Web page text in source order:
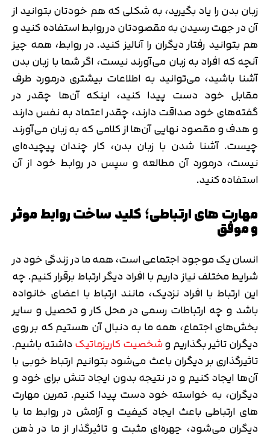
زبان بدن را یاد بگیرید، به شکلی که هم خودتان بتوانید از
آن در جهت رسیدن به مقصودتان در روابط استفاده کنید و
هم بتوانید رفتار دیگران را آنالیز کنید. در روابط، همه چیز
آنچه که افراد به زبان می‌آورند نیست، اگر شما با زبان بدن
آشنا باشید، می‌توانید به اطلاعات بیشتری درمورد طرف
مقابل خود دست پیدا کنید، اینکه آن‌ها چقدر در
گفته‌های خود صداقت دارند، چقدر اعتماد به نفس دارند
و هدف و مقصود نهایی آن‌ها از کلامی که به زبان می‌آورند
چیست. آشنا شدن با زبان بدن، کار چندان پیچیده‌ای
نیست، درمورد آن مطالعه و سپس در روابط خود از آن
استفاده کنید.
مهارت های ارتباطی؛ کلید ساخت روابط موثر
و موفق
انسان یک موجود اجتماعی است، همه ما در زندگی خود در
شرایط مختلف نیاز داریم با افراد دیگر ارتباط برقرار کنیم. چه
این ارتباط با افراد نزدیک، مانند ارتباط با اعضای خانواده
باشد و چه ارتباطات رسمی در محل کار و تحصیل و سایر
بخش‌های اجتماع، همه ما به دنبال آن هستیم که بر روی
دیگران تاثیر بگذاریم وشخصیت کاریزماتیکداشته باشیم.
تاثیرگذاری بر دیگران باعث می‌شود بتوانیم ارتباط خوبی با
آن‌ها ایجاد کنیم و در نتیجه بدون ایجاد تنش برای خود و
دیگران، به خواسته خود دست پیدا کنیم. تمرین مهارت
های ارتباطی باعث ایجاد کیفیت و آرامش در روابط ما با
دیگران می‌شود، چهره‌ای مثبت و تاثیرگذار از ما در ذهن